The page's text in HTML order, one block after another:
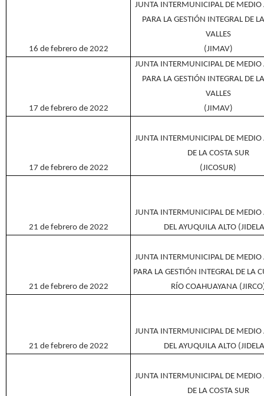
16 de febrero de 2022
JUNTA INTERMUNICIPAL DE MEDIO
PARA LA GESTIÓN INTEGRAL DE
VALLES
(JIMAV)
17 de febrero de 2022
JUNTA INTERMUNICIPAL DE MEDIO
PARA LA GESTIÓN INTEGRAL DE
VALLES
(JIMAV)
17 de febrero de 2022
JUNTA INTERMUNICIPAL DE MEDIO
DE LA COSTA SUR
(JICOSUR)
21 de febrero de 2022
JUNTA INTERMUNICIPAL DE MEDIO
DEL AYUQUILA ALTO
21 de febrero de 2022
JUNTA INTERMUNICIPAL DE MEDIO
PARA LA GESTIÓN INTEGRAL DE LA
RÍO COAHUAYANA
21 de febrero de 2022
JUNTA INTERMUNICIPAL DE MEDIO
DEL AYUQUILA ALTO
JUNTA INTERMUNICIPAL DE MEDIO
DE LA COSTA SUR